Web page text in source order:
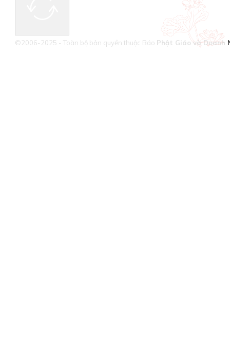
©2006-2025 - Toàn bộ bản quyền thuộc Báo Phật Giáo và Doanh